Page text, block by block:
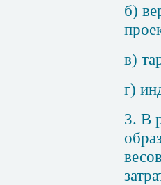
б)
в)
г)
3. В